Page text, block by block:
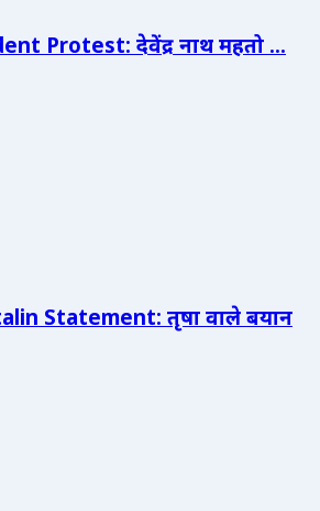
Protest: देवेंद्र नाथ महतो ...
Statement: तृषा वाले बयान